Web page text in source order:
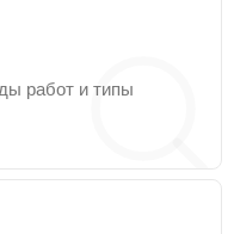
работ и типы